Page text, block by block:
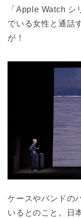
「Apple Watch
でいる女性と通話
が！
ケースやバンドの
いるとのこと。日